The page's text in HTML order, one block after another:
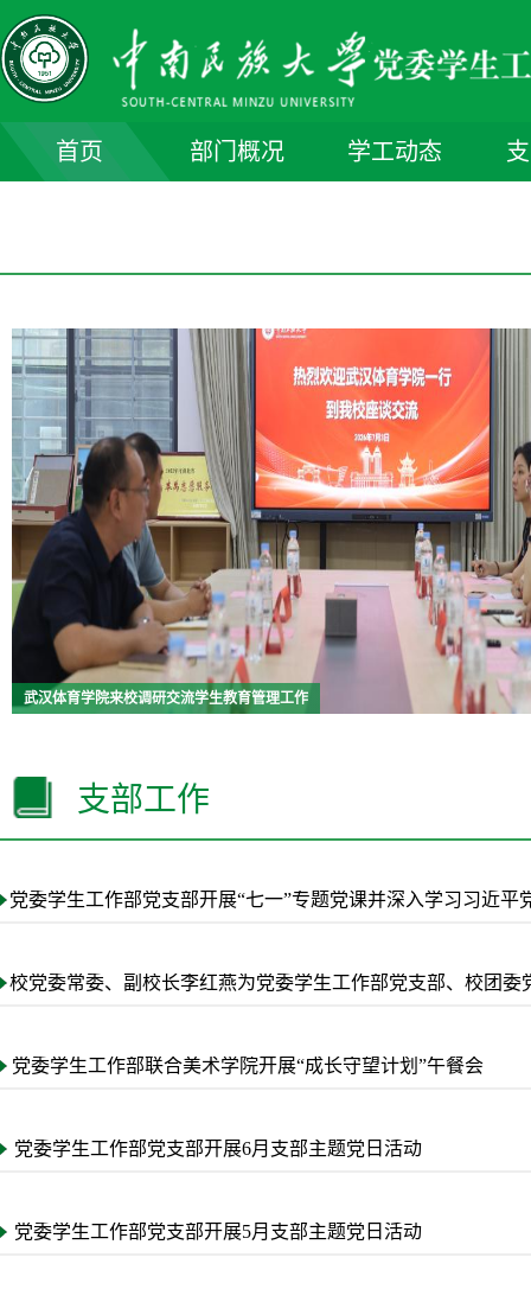
首页 部门概况
机构人员
学工动态
武汉体育学院来校调研交流学生教育管理工作
支部工作
党委学生工作部党支部开展“七一”专题党课并深入学习习近平
校党委常委、副校长李红燕为党委学生工作部党支部、校团委
党委学生工作部联合美术学院开展“成长守望计划”午餐会
党委学生工作部党支部开展6月支部主题党日活动
党委学生工作部党支部开展5月支部主题党日活动